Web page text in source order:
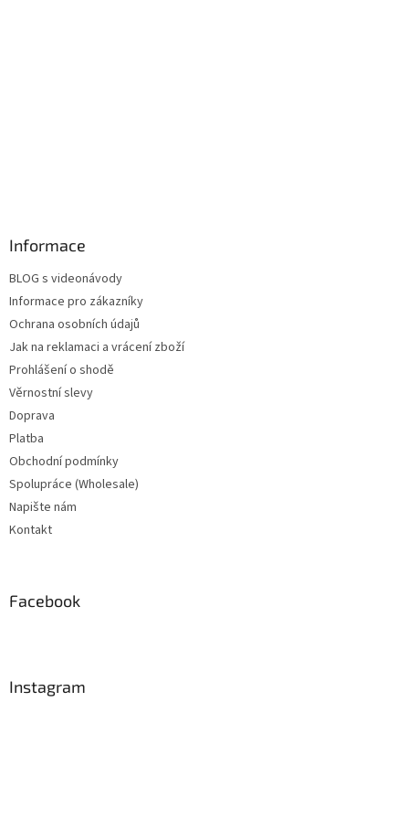
Informace
BLOG s videonávody
Informace pro zákazníky
Ochrana osobních údajů
Jak na reklamaci a vrácení zboží
Prohlášení o shodě
Věrnostní slevy
Doprava
Platba
Obchodní podmínky
Spolupráce (Wholesale)
Napište nám
Kontakt
Facebook
Instagram